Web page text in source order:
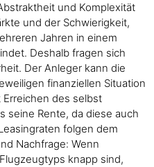
und Komplexität
und der Schwierigkeit,
Jahren in einem
Deshalb fragen sich
Der Anleger kann die
finanziellen Situation
des selbst
seine Rente, da diese auch
folgen dem
Nachfrage: Wenn
knapp sind,